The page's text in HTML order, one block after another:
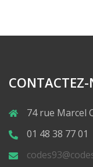
CONTACTEZ-
74 rue Marcel
01 48 38 77 01